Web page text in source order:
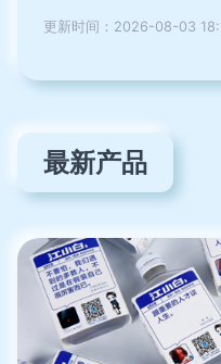
更新时间：2026-08-03
最新产品